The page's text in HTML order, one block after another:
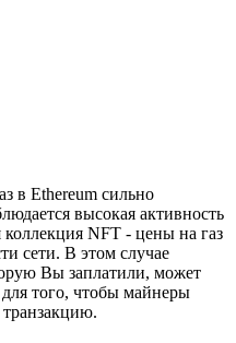
в Ethereum сильно
высокая активность
NFT - цены на газ
сети. В этом случае
Вы заплатили, может
того, чтобы майнеры
транзакцию.